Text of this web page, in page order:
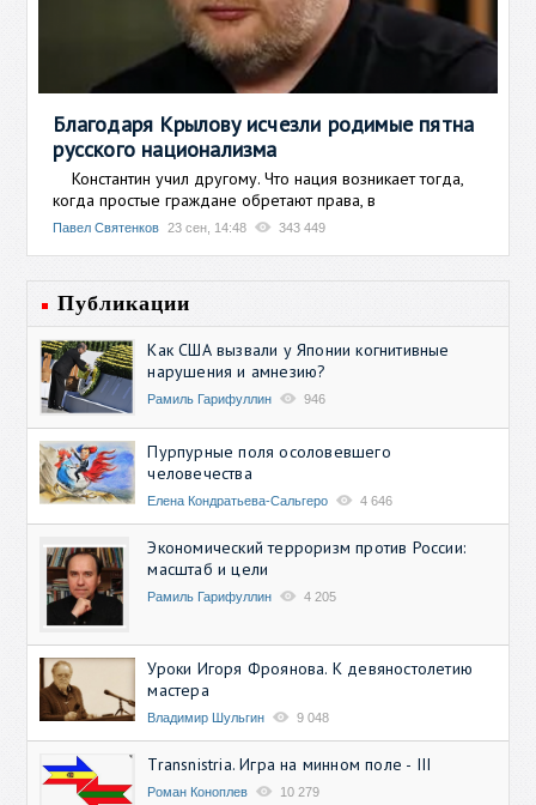
Благодаря Крылову исчезли родимые пятна
русского национализма
Константин учил другому. Что нация возникает тогда,
когда простые граждане обретают права, в
Павел Святенков 23 сен, 14:48 343 449
Публикации
Как США вызвали у Японии когнитивные
нарушения и амнезию?
Рамиль Гарифуллин 946
Пурпурные поля осоловевшего
человечества
Елена Кондратьева-Сальгеро 4 646
Экономический терроризм против России:
масштаб и цели
Рамиль Гарифуллин 4 205
Уроки Игоря Фроянова. К девяностолетию
мастера
Владимир Шульгин 9 048
Transnistria. Игра на минном поле - III
Роман Коноплев 10 279